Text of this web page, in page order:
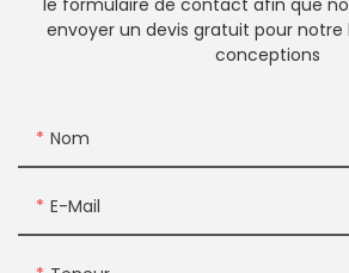
envoyer un devis gratuit pour
conceptions
Nom
E-Mail